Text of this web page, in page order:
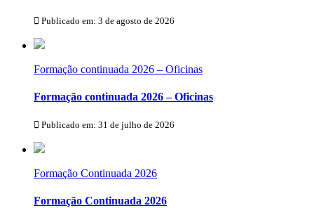
Publicado em: 3 de agosto de 2026
Formação continuada 2026 – Oficinas
Formação continuada 2026 – Oficinas
Publicado em: 31 de julho de 2026
Formação Continuada 2026
Formação Continuada 2026